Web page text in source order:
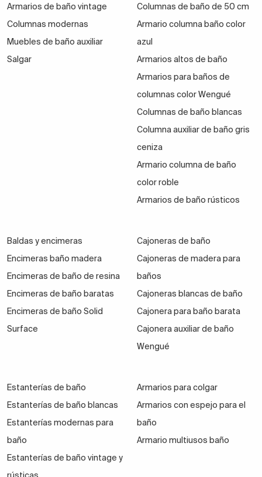
Decidequé tipo de armarios multiusos necesitas
toma medidas del espacio del que dispones o de la
pared donde quieres colocarlos.
La mayoría de los nuestros son lacados blancos
mate, que conjuntan con todo y llenan la estancia de
Armarios multiuso a precio económico
bastante económicos cuando son marcas de diseño
moderno y asequible las que los fabrican.Es el caso
de Bruntec
, cuya línea de muebles multiusos para
dar cabida a todos nuestros enseres de baño USE es
talla cuyos precios oscilan en torno a los 100 euros.
Seguro que encuentras uno que se adapte a tu aseo y
te permita guardar los útiles de limpieza.
Armarios de baño vintage
Columnas modernas
Muebles de baño auxiliar
Salgar
Columnas de baño de 50 cm
Armario columna baño color
azul
Armarios altos de baño
Armarios para baños de
columnas color Wengué
Columnas de baño blancas
Columna auxiliar de baño gris
ceniza
Armario columna de baño
color roble
Armarios de baño rústicos
Baldas y encimeras
Encimeras baño madera
Encimeras de baño de resina
Encimeras de baño baratas
Encimeras de baño Solid
Surface
Cajoneras de baño
Cajoneras de madera para
baños
Cajoneras blancas de baño
Cajonera para baño barata
Cajonera auxiliar de baño
Wengué
Estanterías de baño
Estanterías de baño blancas
Estanterías modernas para
baño
Estanterías de baño vintage y
Armarios para colgar
Armarios con espejo para el
baño
Armario multiusos baño